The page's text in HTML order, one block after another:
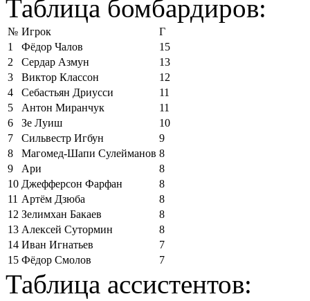
Таблица бомбардиров:
№ Игрок
Г
1
Фёдор Чалов
15
2
Сердар Азмун
13
3
Виктор Классон
12
4
Себастьян Дриусси
11
5
Антон Миранчук
11
6
Зе Луиш
10
7
Сильвестр Игбун
9
8
Магомед-Шапи Сулейманов 8
9
Ари
8
10 Джефферсон Фарфан
8
11 Артём Дзюба
8
12 Зелимхан Бакаев
8
13 Алексей Сутормин
8
14 Иван Игнатьев
7
15 Фёдор Смолов 7
Таблица ассистентов: